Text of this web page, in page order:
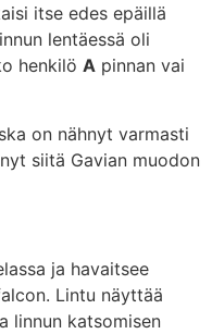
itse edes epäillä
lentäessä oli
henkilö A pinnan vai
on nähnyt varmasti
siitä Gavian muodon
ja havaitsee
Lintu näyttää
linnun katsomisen